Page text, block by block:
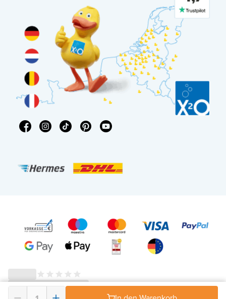
© 2026 - X²O Badezimmer – USt-IdNr: DE343506152 -AGB Widerrufsrecht